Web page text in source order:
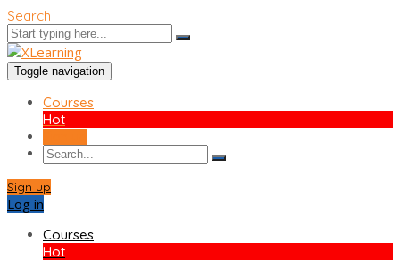
Search
Toggle navigation
Courses
Hot
Sign up
Log in
Courses
Hot